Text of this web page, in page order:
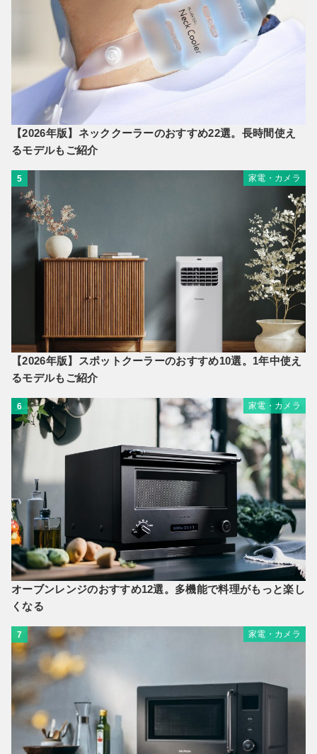
【2026年版】ネッククーラーのおすすめ22選。長時間使え
るモデルもご紹介
5 家電・カメラ
【2026年版】スポットクーラーのおすすめ10選。1年中使え
るモデルもご紹介
6 家電・カメラ
オーブンレンジのおすすめ12選。多機能で料理がもっと楽し
くなる
7 家電・カメラ